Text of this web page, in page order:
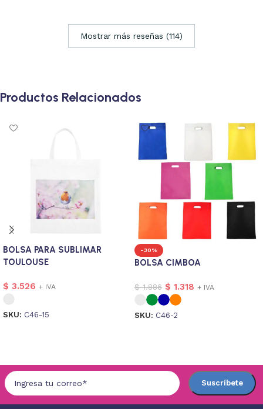
Mostrar más reseñas (114)
Productos Relacionados
BOLSA PARA SUBLIMAR
TOULOUSE
$ 3.526 + IVA
SKU: C46-15
-30%
BOLSA CIMBOA
$1.886 $ 1.318 + IVA
SKU: C46-2